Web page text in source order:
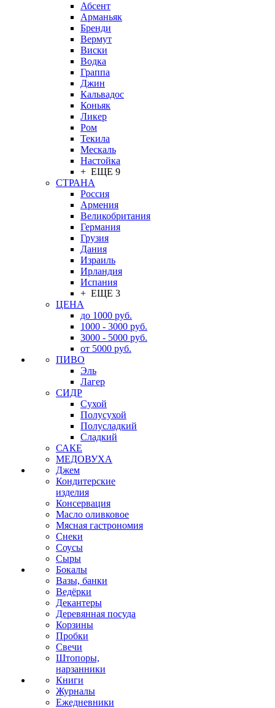
Абсент
Арманьяк
Бренди
Вермут
Виски
Водка
Граппа
Джин
Кальвадос
Коньяк
Ликер
Ром
Текила
Мескаль
Настойка
+ ЕЩЕ 9
СТРАНА
Россия
Армения
Великобритания
Германия
Грузия
Дания
Израиль
Ирландия
Испания
+ ЕЩЕ 3
ЦЕНА
до 1000 руб.
1000 - 3000 руб.
3000 - 5000 руб.
от 5000 руб.
ПИВО
Эль
Лагер
СИДР
Сухой
Полусухой
Полусладкий
Сладкий
САКЕ
МЕДОВУХА
Джем
Кондитерские
изделия
Консервация
Масло оливковое
Мясная гастрономия
Снеки
Соусы
Сыры
Бокалы
Вазы, банки
Ведёрки
Декантеры
Деревянная посуда
Корзины
Пробки
Свечи
Штопоры,
нарзанники
Книги
Журналы
Ежедневники